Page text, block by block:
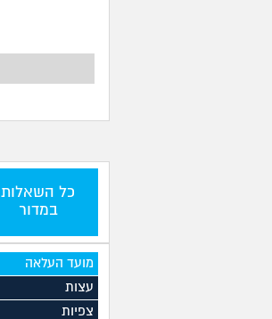
כל השאלות
במדור
מועד העלאה
עצות
צפיות